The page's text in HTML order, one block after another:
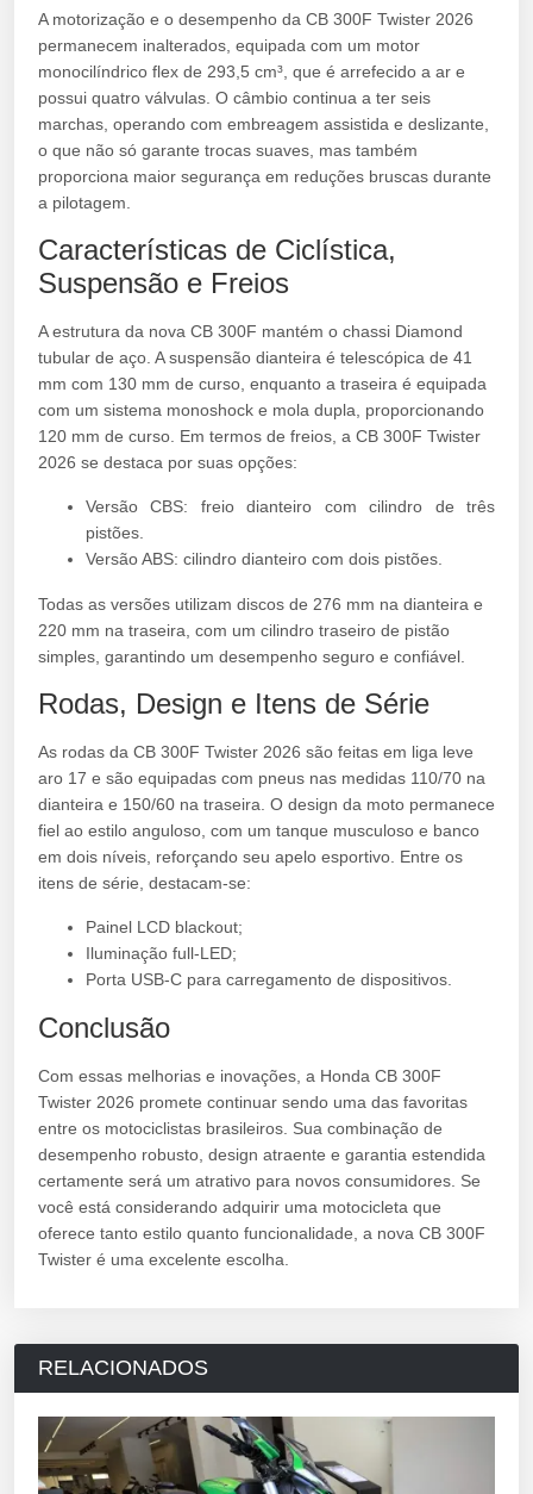
A motorização e o desempenho da CB 300F Twister 2026
permanecem inalterados, equipada com um motor
monocilíndrico flex de 293,5 cm³, que é arrefecido a ar e
possui quatro válvulas. O câmbio continua a ter seis
marchas, operando com embreagem assistida e deslizante,
o que não só garante trocas suaves, mas também
proporciona maior segurança em reduções bruscas durante
a pilotagem.
Características de Ciclística,
Suspensão e Freios
A estrutura da nova CB 300F mantém o chassi Diamond
tubular de aço. A suspensão dianteira é telescópica de 41
mm com 130 mm de curso, enquanto a traseira é equipada
com um sistema monoshock e mola dupla, proporcionando
120 mm de curso. Em termos de freios, a CB 300F Twister
2026 se destaca por suas opções:
Versão CBS: freio dianteiro com cilindro de três
pistões.
Versão ABS: cilindro dianteiro com dois pistões.
Todas as versões utilizam discos de 276 mm na dianteira e
220 mm na traseira, com um cilindro traseiro de pistão
simples, garantindo um desempenho seguro e confiável.
Rodas, Design e Itens de Série
As rodas da CB 300F Twister 2026 são feitas em liga leve
aro 17 e são equipadas com pneus nas medidas 110/70 na
dianteira e 150/60 na traseira. O design da moto permanece
fiel ao estilo anguloso, com um tanque musculoso e banco
em dois níveis, reforçando seu apelo esportivo. Entre os
itens de série, destacam-se:
Painel LCD blackout;
Iluminação full-LED;
Porta USB-C para carregamento de dispositivos.
Conclusão
Com essas melhorias e inovações, a Honda CB 300F
Twister 2026 promete continuar sendo uma das favoritas
entre os motociclistas brasileiros. Sua combinação de
desempenho robusto, design atraente e garantia estendida
certamente será um atrativo para novos consumidores. Se
você está considerando adquirir uma motocicleta que
oferece tanto estilo quanto funcionalidade, a nova CB 300F
Twister é uma excelente escolha.
RELACIONADOS